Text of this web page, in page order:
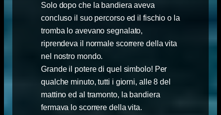
Solo dopo che la bandiera aveva
concluso il suo percorso ed il fischio o la
tromba lo avevano segnalato,
riprendeva il normale scorrere della vita
nel nostro mondo.
Grande il potere di quel simbolo! Per
qualche minuto, tutti i giorni, alle 8 del
mattino ed al tramonto, la bandiera
fermava lo scorrere della vita.